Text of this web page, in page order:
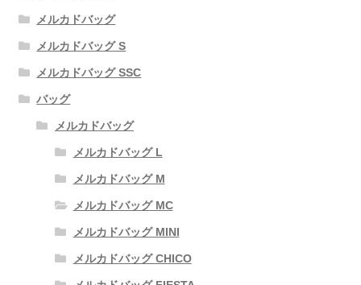
メルカドバッグ
メルカドバッグ S
メルカドバッグ SSC
バッグ
メルカドバッグ
メルカドバッグ L
メルカドバッグ M
メルカドバッグ MC
メルカドバッグ MINI
メルカドバッグ CHICO